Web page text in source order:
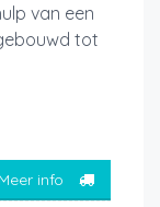
van een
tot
Meer info